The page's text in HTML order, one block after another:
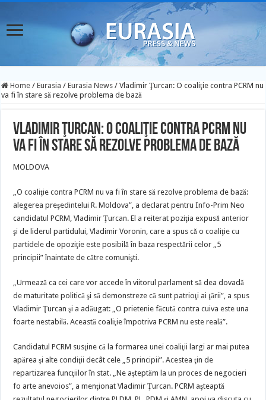
Home / Eurasia / Eurasia News / Vladimir Ţurcan: O coaliţie contra PCRM nu
va fi în stare să rezolve problema de bază
Vladimir Ţurcan: O coaliţie contra PCRM nu
va fi în stare să rezolve problema de bază
MOLDOVA
„O coaliţie contra PCRM nu va fi în stare să rezolve problema de bază:
alegerea preşedintelui R. Moldova”, a declarat pentru Info-Prim Neo
candidatul PCRM, Vladimir Ţurcan. El a reiterat poziţia expusă anterior
şi de liderul partidului, Vladimir Voronin, care a spus că o coaliţie cu
partidele de opoziţie este posibilă în baza respectării celor „5
principii” înaintate de către comunişti.
„Urmează ca cei care vor accede în viitorul parlament să dea dovadă
de maturitate politică şi să demonstreze că sunt patrioţi ai ţării”, a spus
Vladimir Ţurcan şi a adăugat: „O prietenie făcută contra cuiva este una
foarte nestabilă. Această coaliţie împotriva PCRM nu este reală”.
Candidatul PCRM susţine că la formarea unei coaliţii largi ar mai putea
apărea şi alte condiţii decât cele „5 principii”. Acestea ţin de
repartizarea funcţiilor în stat. „Ne aşteptăm la un proces de negocieri
fo arte anevoios”, a menţionat Vladimir Ţurcan. PCRM aşteaptă